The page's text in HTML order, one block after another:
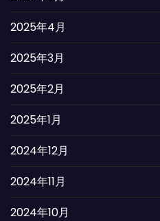
2025年4月
2025年3月
2025年2月
2025年1月
2024年12月
2024年11月
2024年10月